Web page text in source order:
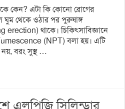
কেন? এটা কি কোনো রোগের
থেকে ওঠার পর পুরুষাঙ্গ
erection) থাকে। চিকিৎসাবিজ্ঞানে
(NPT) বলা হয়। এটি
বরং সুস্থ …
এলপিজি সিলিন্ডার